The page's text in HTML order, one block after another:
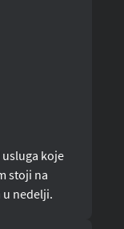
koje
stoji na
u nedelji.